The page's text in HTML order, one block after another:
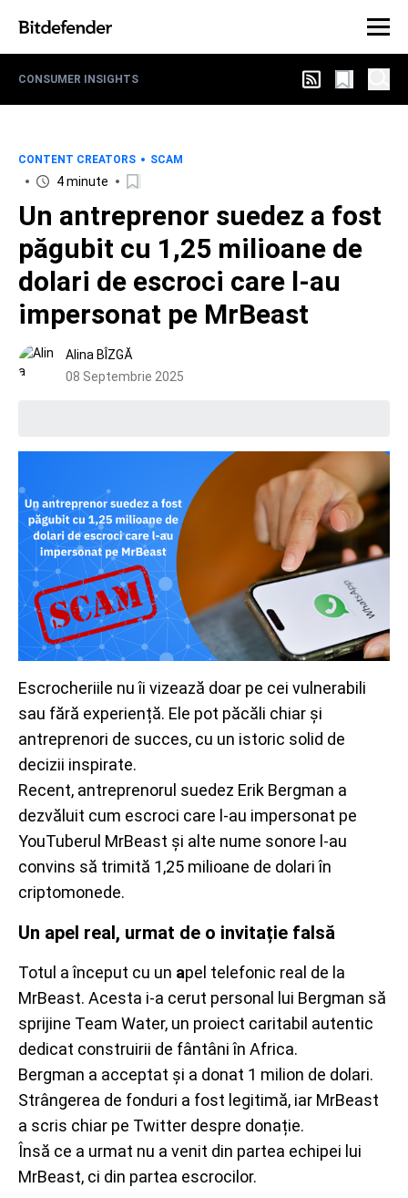
CONSUMER INSIGHTS
CONTENT CREATORS SCAM
4 minute
Un antreprenor suedez a fost
păgubit cu 1,25 milioane de
dolari de escroci care l-au
impersonat pe MrBeast
Alina BÎZGĂ
08 Septembrie 2025
Escrocheriile nu îi vizează doar pe cei vulnerabili
sau fără experiență. Ele pot păcăli chiar și
antreprenori de succes, cu un istoric solid de
decizii inspirate.
Recent, antreprenorul suedez Erik Bergman a
dezvăluit cum escroci care l-au impersonat pe
YouTuberul MrBeast și alte nume sonore l-au
convins să trimită 1,25 milioane de dolari în
criptomonede.
Un apel real, urmat de o invitație falsă
Totul a început cu un apel telefonic real de la
MrBeast. Acesta i-a cerut personal lui Bergman să
sprijine Team Water, un proiect caritabil autentic
dedicat construirii de fântâni în Africa.
Bergman a acceptat și a donat 1 milion de dolari.
Strângerea de fonduri a fost legitimă, iar MrBeast
a scris chiar pe Twitter despre donație.
Însă ce a urmat nu a venit din partea echipei lui
MrBeast, ci din partea escrocilor.